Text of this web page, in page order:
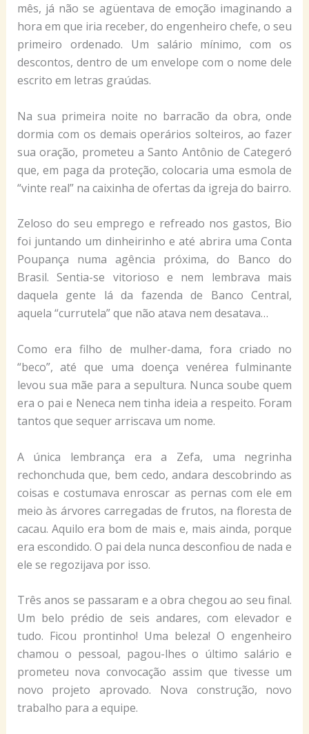
mês, já não se agüentava de emoção imaginando a
hora em que iria receber, do engenheiro chefe, o seu
primeiro ordenado. Um salário mínimo, com os
descontos, dentro de um envelope com o nome dele
escrito em letras graúdas.
Na sua primeira noite no barracão da obra, onde
dormia com os demais operários solteiros, ao fazer
sua oração, prometeu a Santo Antônio de Categeró
que, em paga da proteção, colocaria uma esmola de
“vinte real” na caixinha de ofertas da igreja do bairro.
Zeloso do seu emprego e refreado nos gastos, Bio
foi juntando um dinheirinho e até abrira uma Conta
Poupança numa agência próxima, do Banco do
Brasil. Sentia-se vitorioso e nem lembrava mais
daquela gente lá da fazenda de Banco Central,
aquela “currutela” que não atava nem desatava…
Como era filho de mulher-dama, fora criado no
“beco”, até que uma doença venérea fulminante
levou sua mãe para a sepultura. Nunca soube quem
era o pai e Neneca nem tinha ideia a respeito. Foram
tantos que sequer arriscava um nome.
A única lembrança era a Zefa, uma negrinha
rechonchuda que, bem cedo, andara descobrindo as
coisas e costumava enroscar as pernas com ele em
meio às árvores carregadas de frutos, na floresta de
cacau. Aquilo era bom de mais e, mais ainda, porque
era escondido. O pai dela nunca desconfiou de nada e
ele se regozijava por isso.
Três anos se passaram e a obra chegou ao seu final.
Um belo prédio de seis andares, com elevador e
tudo. Ficou prontinho! Uma beleza! O engenheiro
chamou o pessoal, pagou-lhes o último salário e
prometeu nova convocação assim que tivesse um
novo projeto aprovado. Nova construção, novo
trabalho para a equipe.